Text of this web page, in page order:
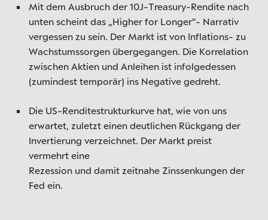
Mit dem Ausbruch der 10J-Treasury-Rendite nach
unten scheint das „Higher for Longer”- Narrativ
vergessen zu sein. Der Markt ist von Inflations- zu
Wachstumssorgen übergegangen. Die Korrelation
zwischen Aktien und Anleihen ist infolgedessen
(zumindest temporär) ins Negative gedreht.
Die US-Renditestrukturkurve hat, wie von uns
erwartet, zuletzt einen deutlichen Rückgang der
Invertierung verzeichnet. Der Markt preist
vermehrt eine
Rezession und damit zeitnahe Zinssenkungen der
Fed ein.